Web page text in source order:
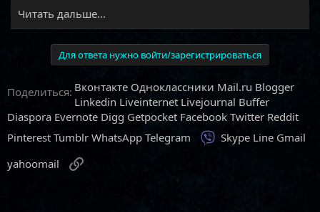
Читать дальше...
Для ответа нужно войти/зарегистрироваться
Поделиться: Вконтакте Одноклассники Mail.ru Blogger
Linkedin Liveinternet Livejournal Buffer
Diaspora Evernote Digg Getpocket Facebook Twitter Reddit
Pinterest Tumblr WhatsApp Telegram Viber
Skype Line Gmail
yahoomail